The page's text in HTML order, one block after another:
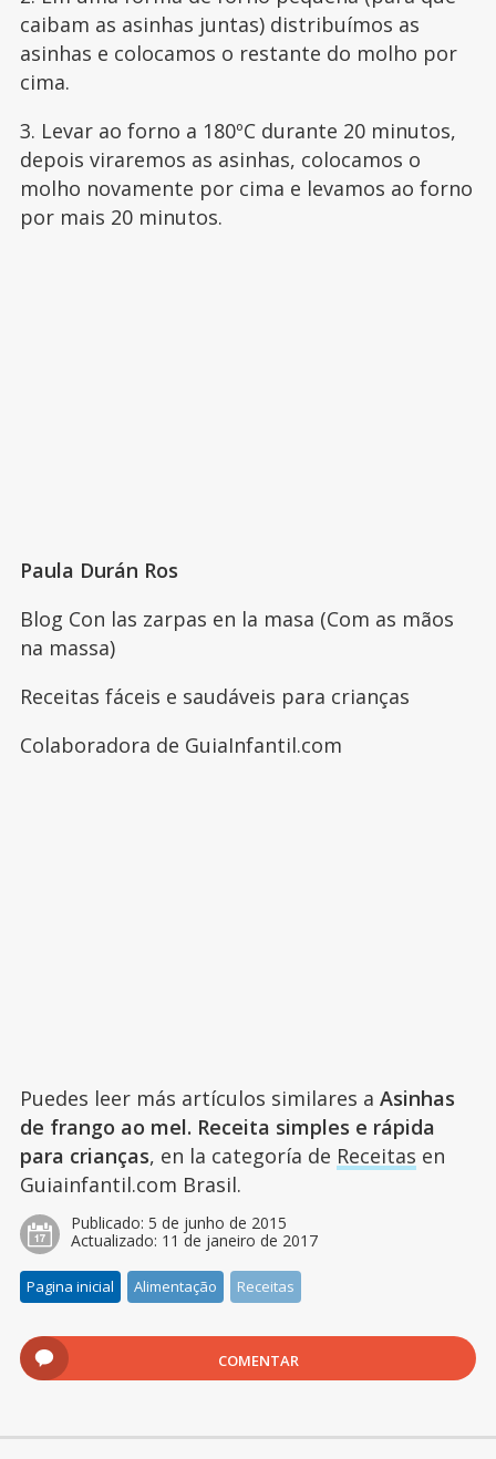
caibam as asinhas juntas) distribuímos as
asinhas e colocamos o restante do molho por
cima.
3. Levar ao forno a 180ºC durante 20 minutos,
depois viraremos as asinhas, colocamos o
molho novamente por cima e levamos ao forno
por mais 20 minutos.
Paula Durán Ros
Blog Con las zarpas en la masa (Com as mãos
na massa)
Receitas fáceis e saudáveis para crianças
Colaboradora de GuiaInfantil.com
Puedes leer más artículos similares a Asinhas
de frango ao mel. Receita simples e rápida
para crianças, en la categoría de Receitas en
Guiainfantil.com Brasil.
Publicado: 5 de junho de 2015
Actualizado: 11 de janeiro de 2017
Pagina inicial Alimentação Receitas
COMENTAR